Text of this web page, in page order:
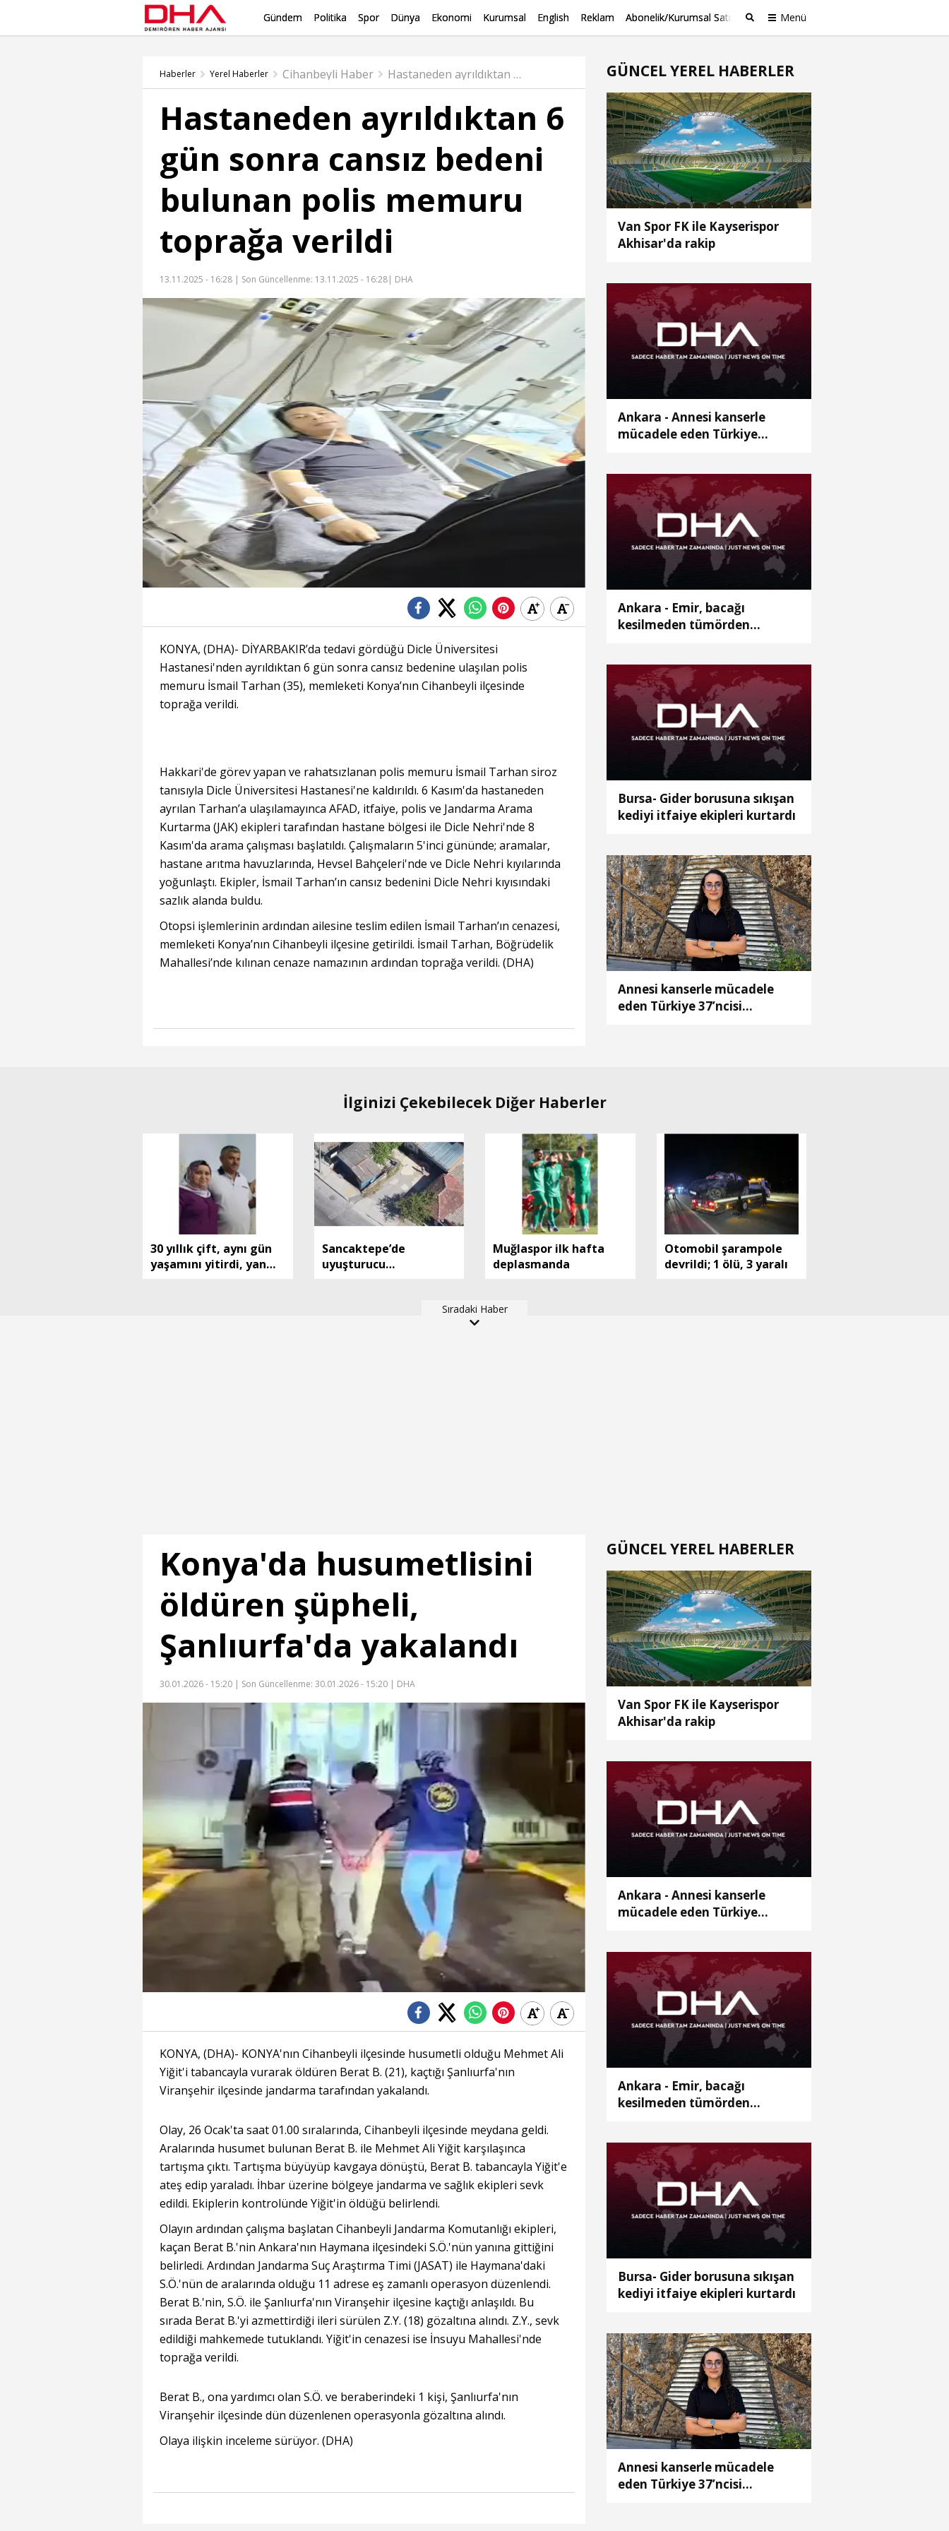
Gündem Politika Spor Dünya Ekonomi Kurumsal English Reklam Abonelik/Kurumsal Satış Menü
Haberler Yerel Haberler Cihanbeyli Haber Hastaneden ayrıldıktan 6 gün sonra cansız bedeni bulunan polis memuru toprağa verildi
Hastaneden ayrıldıktan 6
gün sonra cansız bedeni
bulunan polis memuru
toprağa verildi
13.11.2025 - 16:28 | Son Güncellenme: 13.11.2025 - 16:28| DHA
KONYA, (DHA)- DİYARBAKIR’da tedavi gördüğü Dicle Üniversitesi
Hastanesi'nden ayrıldıktan 6 gün sonra cansız bedenine ulaşılan polis
memuru İsmail Tarhan (35), memleketi Konya’nın Cihanbeyli ilçesinde
toprağa verildi.
Hakkari'de görev yapan ve rahatsızlanan polis memuru İsmail Tarhan siroz
tanısıyla Dicle Üniversitesi Hastanesi'ne kaldırıldı. 6 Kasım'da hastaneden
ayrılan Tarhan’a ulaşılamayınca AFAD, itfaiye, polis ve Jandarma Arama
Kurtarma (JAK) ekipleri tarafından hastane bölgesi ile Dicle Nehri'nde 8
Kasım'da arama çalışması başlatıldı. Çalışmaların 5'inci gününde; aramalar,
hastane arıtma havuzlarında, Hevsel Bahçeleri'nde ve Dicle Nehri kıyılarında
yoğunlaştı. Ekipler, İsmail Tarhan’ın cansız bedenini Dicle Nehri kıyısındaki
sazlık alanda buldu.
Otopsi işlemlerinin ardından ailesine teslim edilen İsmail Tarhan’ın cenazesi,
memleketi Konya’nın Cihanbeyli ilçesine getirildi. İsmail Tarhan, Böğrüdelik
Mahallesi’nde kılınan cenaze namazının ardından toprağa verildi. (DHA)
GÜNCEL YEREL HABERLER
Van Spor FK ile Kayserispor
Akhisar'da rakip
Ankara - Annesi kanserle
mücadele eden Türkiye
Ankara - Emir, bacağı
kesilmeden tümörden
Bursa- Gider borusuna sıkışan
kediyi itfaiye ekipleri kurtardı
Annesi kanserle mücadele
eden Türkiye 37’ncisi
İlginizi Çekebilecek Diğer Haberler
30 yıllık çift, aynı gün
yaşamını yitirdi, yan
Sancaktepe’de
uyuşturucu
Muğlaspor ilk hafta
deplasmanda
Otomobil şarampole
devrildi; 1 ölü, 3 yaralı
Sıradaki Haber
Konya'da husumetlisini
öldüren şüpheli,
Şanlıurfa'da yakalandı
30.01.2026 - 15:20 | Son Güncellenme: 30.01.2026 - 15:20 | DHA
KONYA, (DHA)- KONYA'nın Cihanbeyli ilçesinde husumetli olduğu Mehmet Ali
Yiğit'i tabancayla vurarak öldüren Berat B. (21), kaçtığı Şanlıurfa'nın
Viranşehir ilçesinde jandarma tarafından yakalandı.
Olay, 26 Ocak'ta saat 01.00 sıralarında, Cihanbeyli ilçesinde meydana geldi.
Aralarında husumet bulunan Berat B. ile Mehmet Ali Yiğit karşılaşınca
tartışma çıktı. Tartışma büyüyüp kavgaya dönüştü, Berat B. tabancayla Yiğit'e
ateş edip yaraladı. İhbar üzerine bölgeye jandarma ve sağlık ekipleri sevk
edildi. Ekiplerin kontrolünde Yiğit'in öldüğü belirlendi.
Olayın ardından çalışma başlatan Cihanbeyli Jandarma Komutanlığı ekipleri,
kaçan Berat B.'nin Ankara'nın Haymana ilçesindeki S.Ö.'nün yanına gittiğini
belirledi. Ardından Jandarma Suç Araştırma Timi (JASAT) ile Haymana'daki
S.Ö.'nün de aralarında olduğu 11 adrese eş zamanlı operasyon düzenlendi.
Berat B.'nin, S.Ö. ile Şanlıurfa'nın Viranşehir ilçesine kaçtığı anlaşıldı. Bu
sırada Berat B.'yi azmettirdiği ileri sürülen Z.Y. (18) gözaltına alındı. Z.Y., sevk
edildiği mahkemede tutuklandı. Yiğit'in cenazesi ise İnsuyu Mahallesi'nde
toprağa verildi.
Berat B., ona yardımcı olan S.Ö. ve beraberindeki 1 kişi, Şanlıurfa'nın
Viranşehir ilçesinde dün düzenlenen operasyonla gözaltına alındı.
Olaya ilişkin inceleme sürüyor. (DHA)
GÜNCEL YEREL HABERLER
Van Spor FK ile Kayserispor
Akhisar'da rakip
Ankara - Annesi kanserle
mücadele eden Türkiye
Ankara - Emir, bacağı
kesilmeden tümörden
Bursa- Gider borusuna sıkışan
kediyi itfaiye ekipleri kurtardı
Annesi kanserle mücadele
eden Türkiye 37’ncisi